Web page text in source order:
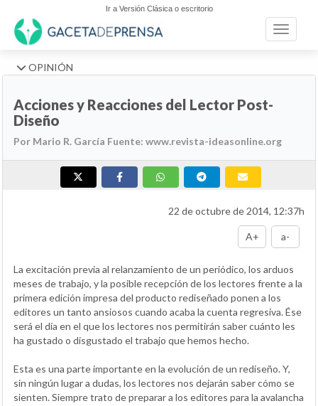
Ir a Versión Clásica o escritorio
Toggle
OPINIÓN
Acciones y Reacciones del Lector Post-
Diseño
Por Mario R. García Fuente: www.revista-ideasonline.org
22 de octubre de 2014, 12:37h
A+ a-
La excitación previa al relanzamiento de un periódico, los arduos
meses de trabajo, y la posible recepción de los lectores frente a la
primera edición impresa del producto rediseñado ponen a los
editores un tanto ansiosos cuando acaba la cuenta regresiva. Ése
será el día en el que los lectores nos permitirán saber cuánto les
ha gustado o disgustado el trabajo que hemos hecho.
Esta es una parte importante en la evolución de un rediseño. Y,
sin ningún lugar a dudas, los lectores nos dejarán saber cómo se
sienten. Siempre trato de preparar a los editores para la avalancha